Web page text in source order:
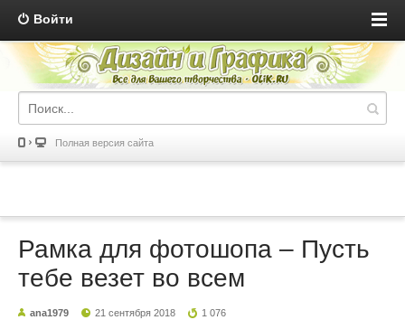
Войти
Полная версия сайта
Рамка для фотошопа – Пусть
тебе везет во всем
ana1979 21 сентября 2018 1 076